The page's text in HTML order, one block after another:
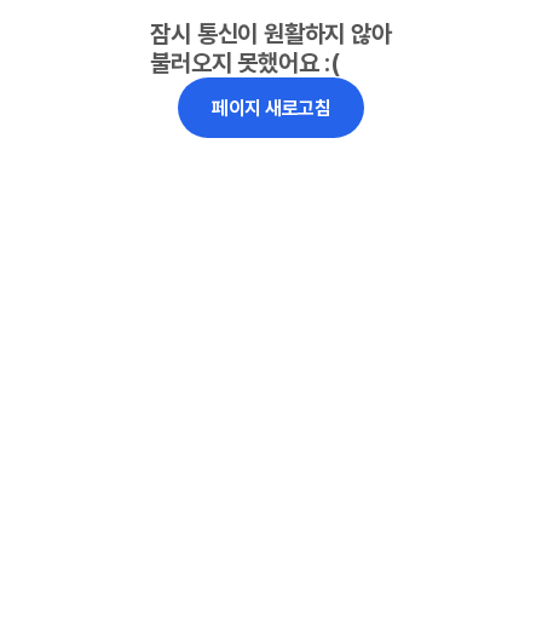
잠시 통신이 원활하지 않아
불러오지 못했어요 :(
페이지 새로고침